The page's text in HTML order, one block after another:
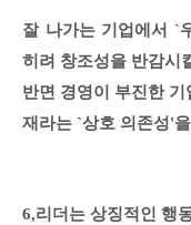
잘 나가는 기업에서 `
히려 창조성을 반감시
반면 경영이 부진한
재라는 `상호 의존성'
6,리더는 상징적인 행